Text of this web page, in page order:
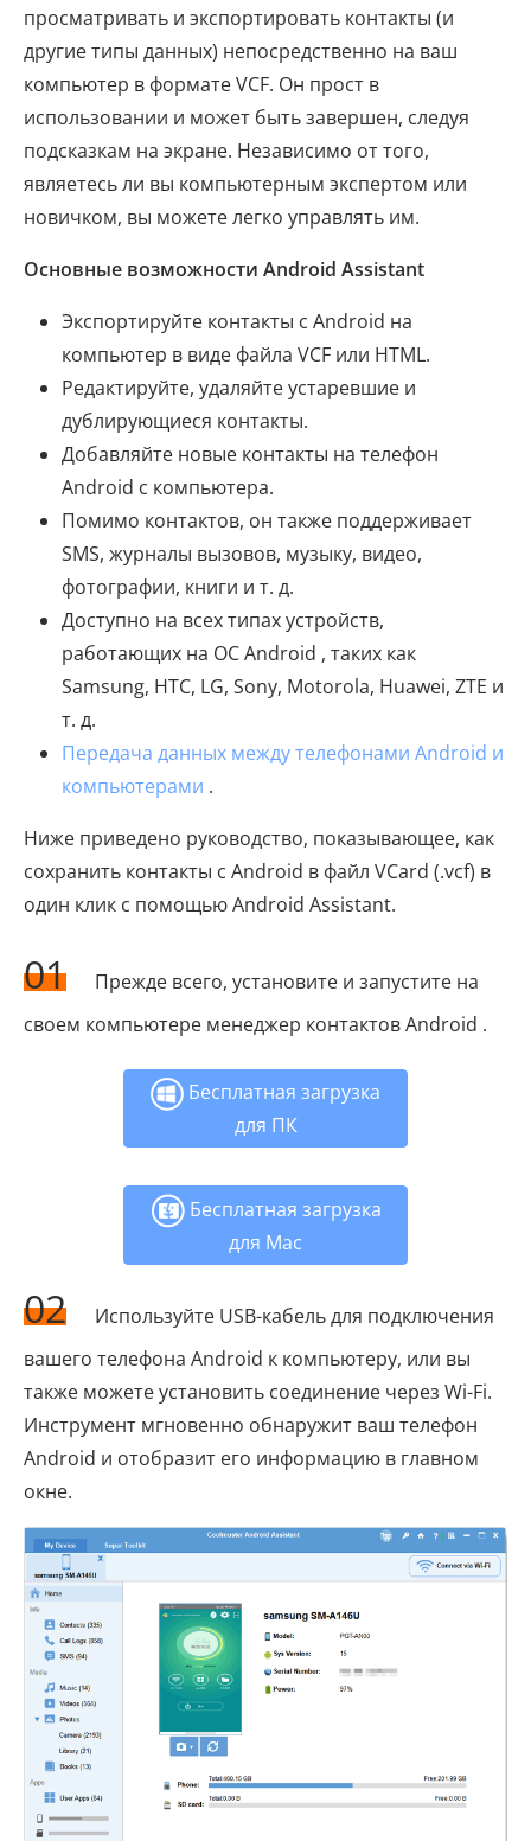
просматривать и экспортировать контакты (и
другие типы данных) непосредственно на ваш
компьютер в формате VCF. Он прост в
использовании и может быть завершен, следуя
подсказкам на экране. Независимо от того,
являетесь ли вы компьютерным экспертом или
новичком, вы можете легко управлять им.
Основные возможности Android Assistant
Экспортируйте контакты с Android на
компьютер в виде файла VCF или HTML.
Редактируйте, удаляйте устаревшие и
дублирующиеся контакты.
Добавляйте новые контакты на телефон
Android с компьютера.
Помимо контактов, он также поддерживает
SMS, журналы вызовов, музыку, видео,
фотографии, книги и т. д.
Доступно на всех типах устройств,
работающих на ОС Android , таких как
Samsung, HTC, LG, Sony, Motorola, Huawei, ZTE и
т. д.
Передача данных между телефонами Android и
компьютерами .
Ниже приведено руководство, показывающее, как
сохранить контакты с Android в файл VCard (.vcf) в
один клик с помощью Android Assistant.
01
Прежде всего, установите и запустите на
своем компьютере менеджер контактов Android .
Бесплатная загрузка
для ПК
Бесплатная загрузка
для Mac
02
Используйте USB-кабель для подключения
вашего телефона Android к компьютеру, или вы
также можете установить соединение через Wi-Fi.
Инструмент мгновенно обнаружит ваш телефон
Android и отобразит его информацию в главном
окне.